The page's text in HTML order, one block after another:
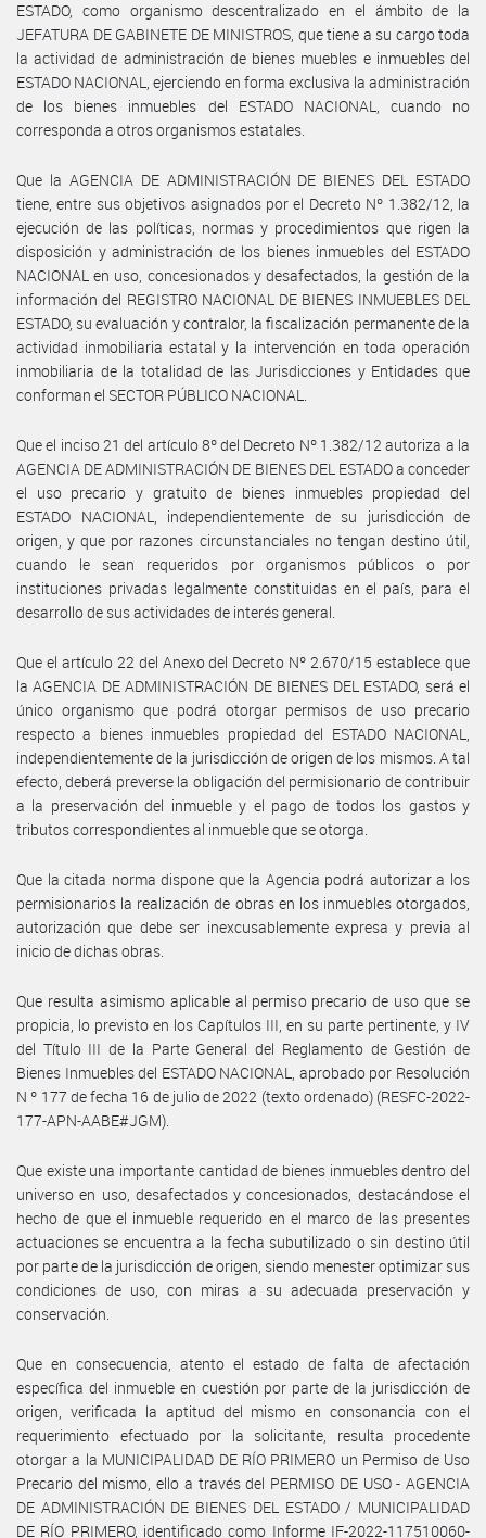
ESTADO, como organismo descentralizado en el ámbito de la
JEFATURA DE GABINETE DE MINISTROS, que tiene a su cargo toda
la actividad de administración de bienes muebles e inmuebles del
ESTADO NACIONAL, ejerciendo en forma exclusiva la administración
de los bienes inmuebles del ESTADO NACIONAL, cuando no
corresponda a otros organismos estatales.
Que la AGENCIA DE ADMINISTRACIÓN DE BIENES DEL ESTADO
tiene, entre sus objetivos asignados por el Decreto Nº 1.382/12, la
ejecución de las políticas, normas y procedimientos que rigen la
disposición y administración de los bienes inmuebles del ESTADO
NACIONAL en uso, concesionados y desafectados, la gestión de la
información del REGISTRO NACIONAL DE BIENES INMUEBLES DEL
ESTADO, su evaluación y contralor, la fiscalización permanente de la
actividad inmobiliaria estatal y la intervención en toda operación
inmobiliaria de la totalidad de las Jurisdicciones y Entidades que
conforman el SECTOR PÚBLICO NACIONAL.
Que el inciso 21 del artículo 8º del Decreto Nº 1.382/12 autoriza a la
AGENCIA DE ADMINISTRACIÓN DE BIENES DEL ESTADO a conceder
el uso precario y gratuito de bienes inmuebles propiedad del
ESTADO NACIONAL, independientemente de su jurisdicción de
origen, y que por razones circunstanciales no tengan destino útil,
cuando le sean requeridos por organismos públicos o por
instituciones privadas legalmente constituidas en el país, para el
desarrollo de sus actividades de interés general.
Que el artículo 22 del Anexo del Decreto Nº 2.670/15 establece que
la AGENCIA DE ADMINISTRACIÓN DE BIENES DEL ESTADO, será el
único organismo que podrá otorgar permisos de uso precario
respecto a bienes inmuebles propiedad del ESTADO NACIONAL,
independientemente de la jurisdicción de origen de los mismos. A tal
efecto, deberá preverse la obligación del permisionario de contribuir
a la preservación del inmueble y el pago de todos los gastos y
tributos correspondientes al inmueble que se otorga.
Que la citada norma dispone que la Agencia podrá autorizar a los
permisionarios la realización de obras en los inmuebles otorgados,
autorización que debe ser inexcusablemente expresa y previa al
inicio de dichas obras.
Que resulta asimismo aplicable al permiso precario de uso que se
propicia, lo previsto en los Capítulos III, en su parte pertinente, y IV
del Título III de la Parte General del Reglamento de Gestión de
Bienes Inmuebles del ESTADO NACIONAL, aprobado por Resolución
N º 177 de fecha 16 de julio de 2022 (texto ordenado) (RESFC-2022-
177-APN-AABE#JGM).
Que existe una importante cantidad de bienes inmuebles dentro del
universo en uso, desafectados y concesionados, destacándose el
hecho de que el inmueble requerido en el marco de las presentes
actuaciones se encuentra a la fecha subutilizado o sin destino útil
por parte de la jurisdicción de origen, siendo menester optimizar sus
condiciones de uso, con miras a su adecuada preservación y
conservación.
Que en consecuencia, atento el estado de falta de afectación
específica del inmueble en cuestión por parte de la jurisdicción de
origen, verificada la aptitud del mismo en consonancia con el
requerimiento efectuado por la solicitante, resulta procedente
otorgar a la MUNICIPALIDAD DE RÍO PRIMERO un Permiso de Uso
Precario del mismo, ello a través del PERMISO DE USO - AGENCIA
DE ADMINISTRACIÓN DE BIENES DEL ESTADO / MUNICIPALIDAD
DE RÍO PRIMERO, identificado como Informe IF-2022-117510060-